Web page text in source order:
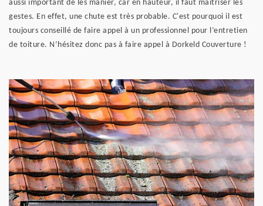
aussi important de les manier, car en hauteur, il faut maitriser les
gestes. En effet, une chute est très probable. C'est pourquoi il est
toujours conseillé de faire appel à un professionnel pour l’entretien
de toiture. N’hésitez donc pas à faire appel à Dorkeld Couverture !